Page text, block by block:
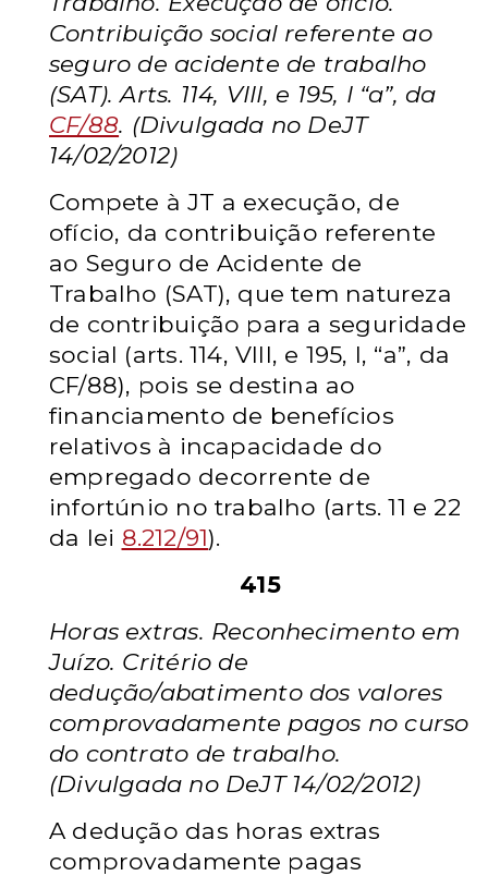
Contribuição social referente ao
seguro de acidente de trabalho
(SAT). Arts. 114, VIII, e 195, I “a”, da
CF/88. (Divulgada no DeJT
14/02/2012)
Compete à JT a execução, de
ofício, da contribuição referente
ao Seguro de Acidente de
Trabalho (SAT), que tem natureza
de contribuição para a seguridade
social (arts. 114, VIII, e 195, I, “a”, da
CF/88), pois se destina ao
financiamento de benefícios
relativos à incapacidade do
empregado decorrente de
infortúnio no trabalho (arts. 11 e 22
da lei 8.212/91).
415
Horas extras. Reconhecimento em
Juízo. Critério de
dedução/abatimento dos valores
comprovadamente pagos no curso
do contrato de trabalho.
(Divulgada no DeJT 14/02/2012)
A dedução das horas extras
comprovadamente pagas